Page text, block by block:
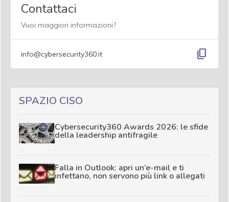
Contattaci
Vuoi maggiori informazioni?
info@cybersecurity360.it content_copy
SPAZIO CISO
Cybersecurity360 Awards 2026: le sfide
della leadership antifragile
Falla in Outlook: apri un’e-mail e ti
infettano, non servono più link o allegati